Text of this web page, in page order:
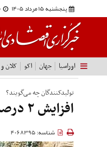
پنجشنبه 15 مرداد 1405
اوراسیا جهان اکو کلان
تولیدکنندگان چه می‌گویند؟
افزایش ۲ درصدی تعرفه واردات اسباب‌بازی
شناسه: 4068395